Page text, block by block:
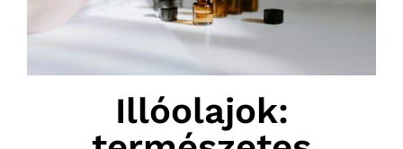
Illóolajok: